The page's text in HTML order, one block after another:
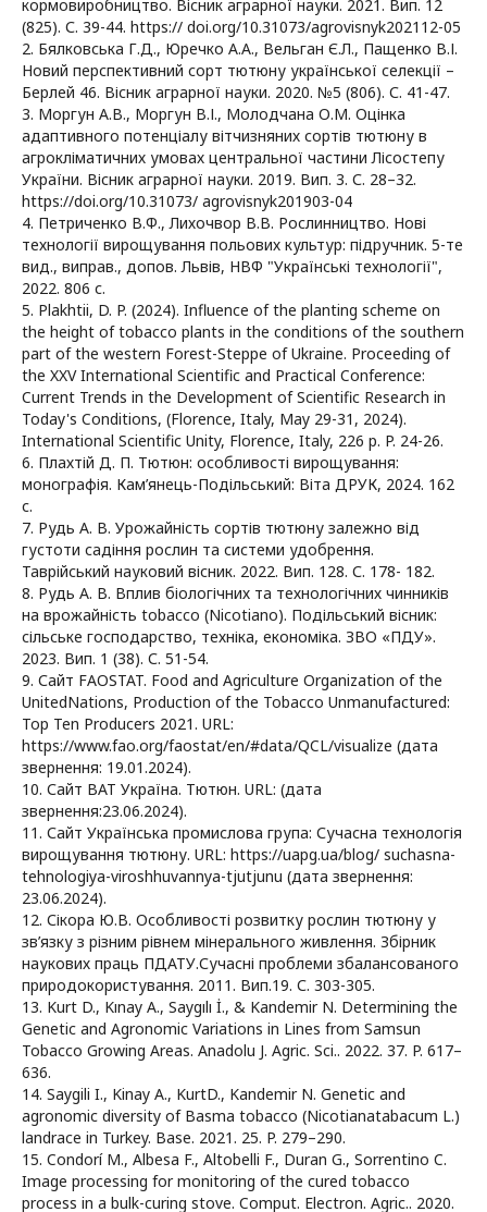
кормовиробництво. Вісник аграрної науки. 2021. Вип. 12
(825). С. 39-44. https:// doi.org/10.31073/agrovisnyk202112-05
2. Бялковська Г.Д., Юречко А.А., Вельган Є.Л., Пащенко В.І.
Новий перспективний сорт тютюну української селекції –
Берлей 46. Вісник аграрної науки. 2020. №5 (806). С. 41-47.
3. Моргун А.В., Моргун В.І., Молодчана О.М. Оцінка
адаптивного потенціалу вітчизняних сортів тютюну в
агрокліматичних умовах центральної частини Лісостепу
України. Вісник аграрної науки. 2019. Вип. 3. С. 28–32.
https://doi.org/10.31073/ agrovisnyk201903-04
4. Петриченко В.Ф., Лихочвор В.В. Рослинництво. Нові
технології вирощування польових культур: підручник. 5-те
вид., виправ., допов. Львів, НВФ "Українські технології",
2022. 806 с.
5. Plakhtii, D. P. (2024). Influence of the planting scheme on
the height of tobacco plants in the conditions of the southern
part of the western Forest-Steppe of Ukraine. Proceeding of
the XXV International Scientific and Practical Conference:
Current Trends in the Development of Scientific Research in
Today's Conditions, (Florence, Italy, May 29-31, 2024).
International Scientific Unity, Florence, Italy, 226 p. P. 24-26.
6. Плахтій Д. П. Тютюн: особливості вирощування:
монографія. Кам’янець-Подільський: Віта ДРУК, 2024. 162
с.
7. Рудь А. В. Урожайність сортів тютюну залежно від
густоти садіння рослин та системи удобрення.
Таврійський науковий вісник. 2022. Вип. 128. С. 178- 182.
8. Рудь А. В. Вплив біологічних та технологічних чинників
на врожайність tobacco (Nicotiano). Подільський вісник:
сільське господарство, техніка, економіка. ЗВО «ПДУ».
2023. Вип. 1 (38). С. 51-54.
9. Сайт FAOSTAT. Food and Agriculture Organization of the
UnitedNations, Production of the Tobacco Unmanufactured:
Top Ten Producers 2021. URL:
https://www.fao.org/faostat/en/#data/QCL/visualize (дата
звернення: 19.01.2024).
10. Сайт ВАТ Україна. Тютюн. URL: (дата
звернення:23.06.2024).
11. Сайт Українська промислова група: Сучасна технологія
вирощування тютюну. URL: https://uapg.ua/blog/ suchasna-
tehnologiya-viroshhuvannya-tjutjunu (дата звернення:
23.06.2024).
12. Сікора Ю.В. Особливості розвитку рослин тютюну у
зв’язку з різним рівнем мінерального живлення. Збірник
наукових праць ПДАТУ.Сучасні проблеми збалансованого
природокористування. 2011. Вип.19. С. 303-305.
13. Kurt D., Kınay A., Saygılı İ., & Kandemir N. Determining the
Genetic and Agronomic Variations in Lines from Samsun
Tobacco Growing Areas. Anadolu J. Agric. Sci.. 2022. 37. P. 617–
636.
14. Saygili I., Kinay A., KurtD., Kandemir N. Genetic and
agronomic diversity of Basma tobacco (Nicotianatabacum L.)
landrace in Turkey. Base. 2021. 25. P. 279–290.
15. Condorí M., Albesa F., Altobelli F., Duran G., Sorrentino C.
Image processing for monitoring of the cured tobacco
process in a bulk-curing stove. Comput. Electron. Agric.. 2020.